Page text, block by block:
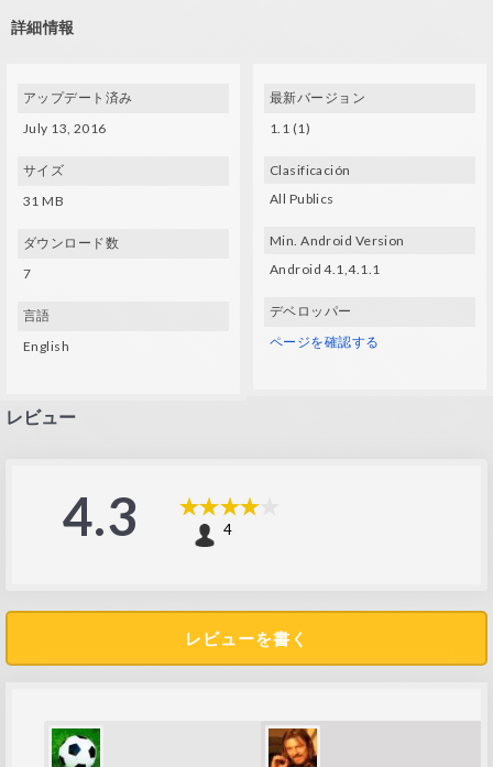
only balls!
詳細情報
アップデート済み
July 13, 2016
サイズ
31 MB
ダウンロード数
7
言語
English
最新バージョン
1.1 (1)
Clasificación
All Publics
Min. Android Version
Android 4.1,4.1.1
デベロッパー
ページを確認する
レビュー
4.3 4
レビューを書く